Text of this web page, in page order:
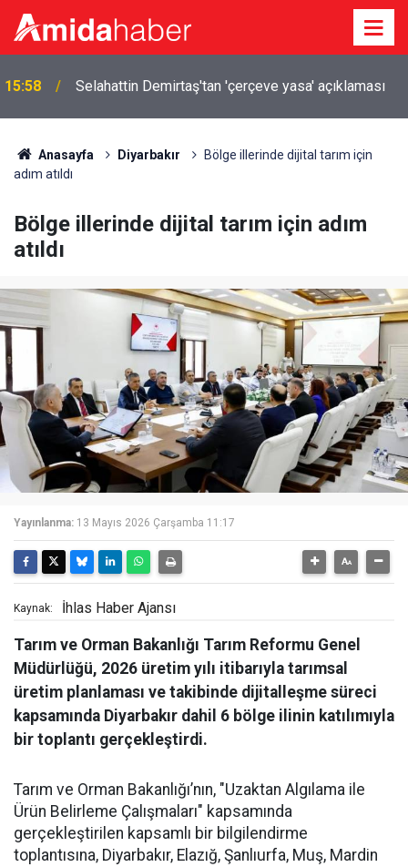
15:50
destek
Anasayfa Diyarbakır
Bölge illerinde dijital tarım için
adım atıldı
Bölge illerinde dijital tarım için adım
atıldı
Yayınlanma: 13 Mayıs 2026 Çarşamba 11:17
Kaynak: İhlas Haber Ajansı
Tarım ve Orman Bakanlığı Tarım Reformu Genel
Müdürlüğü, 2026 üretim yılı itibarıyla tarımsal
üretim planlaması ve takibinde dijitalleşme süreci
kapsamında Diyarbakır dahil 6 bölge ilinin katılımıyla
bir toplantı gerçekleştirdi.
Tarım ve Orman Bakanlığı’nın, "Uzaktan Algılama ile
Ürün Belirleme Çalışmaları" kapsamında
gerçekleştirilen kapsamlı bir bilgilendirme
toplantısına, Diyarbakır, Elazığ, Şanlıurfa, Muş, Mardin